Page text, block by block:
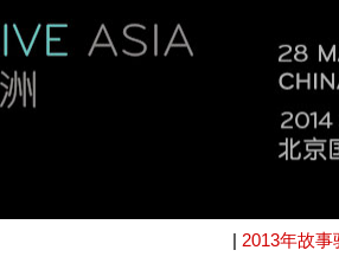
| 2013年故事